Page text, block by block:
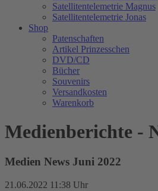
Satellitentelemetrie Magnus
Satellitentelemetrie Jonas
Shop
Patenschaften
Artikel Prinzesschen
DVD/CD
Bücher
Souvenirs
Versandkosten
Warenkorb
Medienberichte -
Medien News Juni 2022
21.06.2022 11:38 Uhr